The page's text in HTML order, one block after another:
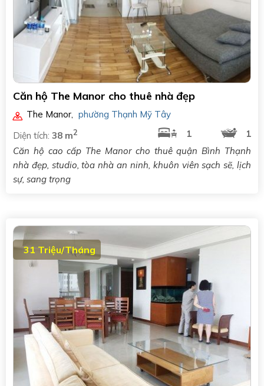
Căn hộ The Manor cho thuê nhà đẹp
The Manor, phường Thạnh Mỹ Tây
Diện tích: 38 m2 1
1
Căn hộ cao cấp The Manor cho thuê quận Bình Thạnh
nhà đẹp, studio, tòa nhà an ninh, khuôn viên sạch sẽ, lịch
sự, sang trọng
31 Triệu/Tháng